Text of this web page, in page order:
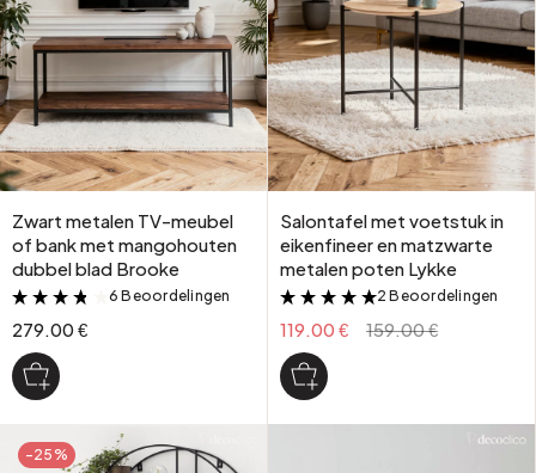
Zwart metalen TV-meubel
of bank met mangohouten
dubbel blad Brooke
&
6 Beoordelingen
279.00 €
Salontafel met voetstuk in
eikenfineer en matzwarte
metalen poten Lykke
&
2 Beoordelingen
119.00 € 159.00 €
-25%